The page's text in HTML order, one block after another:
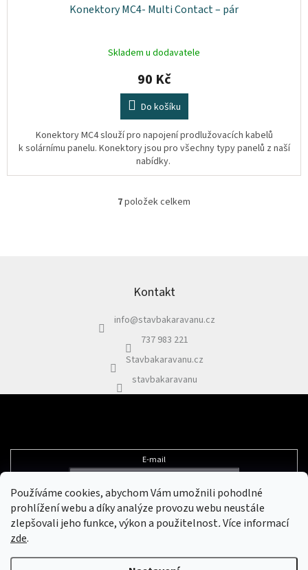
Používáme cookies, abychom Vám umožnili pohodlné
prohlížení webu a díky analýze provozu webu neustále
zlepšovali jeho funkce, výkon a použitelnost.Více informací
zde.
Konektory MC4- Multi Contact – pár
Skladem u dodavatele
90 Kč
Do košíku
Konektory MC4 slouží pro napojení prodlužovacích kabelů
k solárnímu panelu. Konektory jsou pro všechny typy panelů z naší
nabídky.
O
c
í
p
r
v
k
y
v
ý
7položek celkem
Kontakt
info@stavbakaravanu.cz
737 983 221
Stavbakaravanu.cz
stavbakaravanu
E-mail
Vložením e-mailu souhlasíte s podmínkami ochrany osobních údajů
Vytvořil Shoptet &